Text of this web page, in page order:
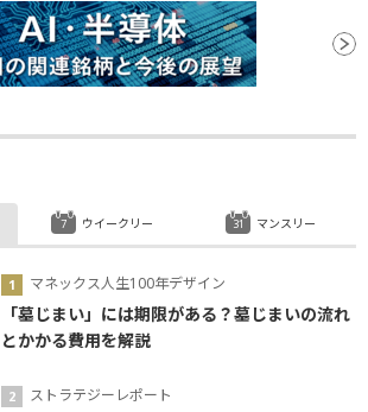
マネックス人生100年デザイン
「墓じまい」には期限がある？墓じまいの流れ
とかかる費用を解説
ストラテジーレポート
ウイークリー マンスリー